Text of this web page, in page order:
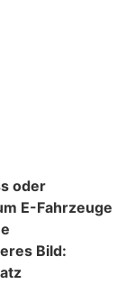
oder
E-Fahrzeuge
Bild: